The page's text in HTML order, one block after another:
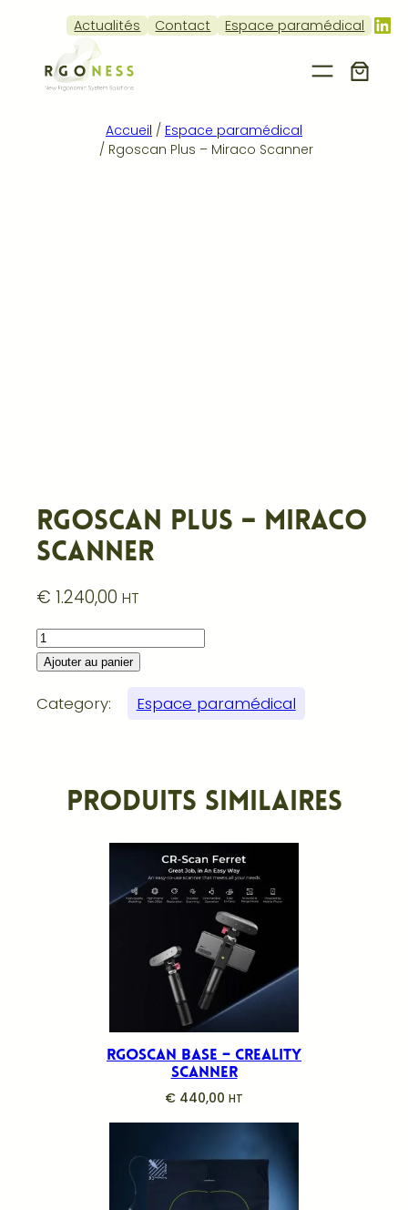
Actualités Contact Espace paramédical
Accueil / Espace paramédical
/ Rgoscan Plus – Miraco Scanner
Rgoscan Plus – Miraco
Scanner
€ 1.240,00 HT
quantité de Rgoscan Plus – Miraco Scanner
Ajouter au panier
Category: Espace paramédical
Produits similaires
Rgoscan Base – Creality
Scanner
€ 440,00 HT